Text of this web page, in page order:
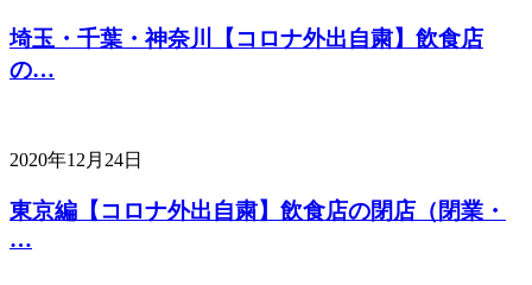
埼玉・千葉・神奈川【コロナ外出自粛】飲食店
の…
2020年12月24日
東京編【コロナ外出自粛】飲食店の閉店（閉業・
…